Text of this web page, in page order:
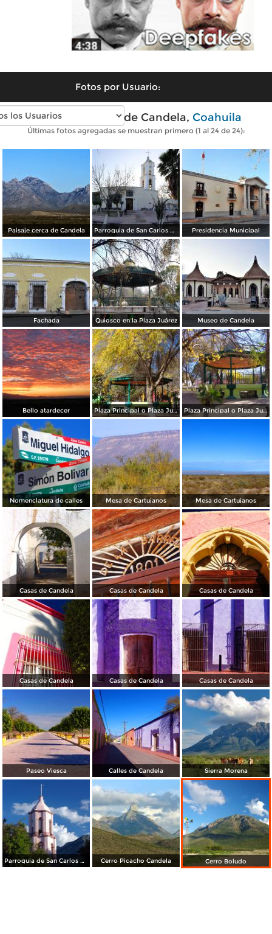
Fotos por Usuario:
Fotos modernas de Candela, Coahuila
Últimas fotos agregadas se muestran primero (1 al 24 de 24):
Paisaje cerca de Candela Parroquia de San Carlos Borromeo Presidencia Municipal
Fachada Quiosco en la Plaza Juárez Museo de Candela
Bello atardecer Plaza Principal o Plaza Juárez Plaza Principal o Plaza Juárez
Nomenclatura de calles Mesa de Cartujanos Mesa de Cartujanos
Casas de Candela Casas de Candela Casas de Candela
Casas de Candela Casas de Candela Casas de Candela
Paseo Viesca Calles de Candela Sierra Morena
Parroquia de San Carlos Borromeo Cerro Picacho Candela Cerro Boludo